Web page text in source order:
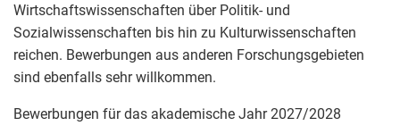
Wirtschaftswissenschaften über Politik- und
Sozialwissenschaften bis hin zu Kulturwissenschaften
reichen. Bewerbungen aus anderen Forschungsgebieten
sind ebenfalls sehr willkommen.
Bewerbungen für das akademische Jahr 2027/2028